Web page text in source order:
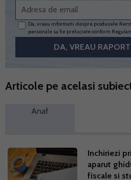
Da, vreau informatii despre produsele
personale sa fie prelucrate conform
Articole pe acelasi
Anaf
Inchiriezi
aparut
fiscale si